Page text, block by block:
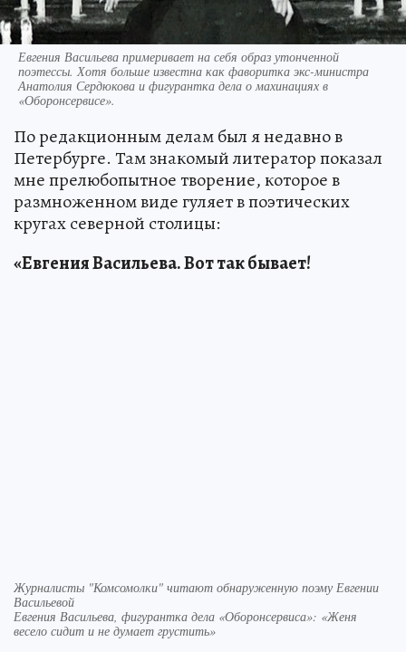
Евгения Васильева примеривает на себя образ утонченной
поэтессы. Хотя больше известна как фаворитка экс-министра
Анатолия Сердюкова и фигурантка дела о махинациях в
«Оборонсервисе».
По редакционным делам был я недавно в
Петербурге. Там знакомый литератор показал
мне прелюбопытное творение, которое в
размноженном виде гуляет в поэтических
кругах северной столицы:
«Евгения Васильева. Вот так бывает!
Журналисты "Комсомолки" читают обнаруженную поэму Евгении
Васильевой
Евгения Васильева, фигурантка дела «Оборонсервиса»: «Женя
весело сидит и не думает грустить»